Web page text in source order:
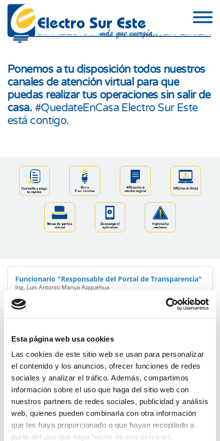
Esta página web usa cookies
Las cookies de este sitio web se usan para personalizar
el contenido y los anuncios, ofrecer funciones de redes
sociales y analizar el tráfico. Además, compartimos
información sobre el uso que haga del sitio web con
nuestros partners de redes sociales, publicidad y análisis
web, quienes pueden combinarla con otra información
que les haya proporcionado o que hayan recopilado a
partir del uso que haya hecho de sus servicios.
PRINCIPALES OPERACIONES EN LÍNEA
Ponemos a tu disposición todos nuestros
canales de atención virtual para que
puedas realizar tus operaciones sin salir de
casa. #QuedateEnCasa Electro Sur Este
está contigo.
Funcionario "Responsable del Portal de Transparencia"
Ing. Luis Antonio Manya Aqquehua
Email:
Ing. Ronald Chacón Rondón
Contactos Administrativos
Mesa de Partes Virtual::
Haga clicAquí para acceder .